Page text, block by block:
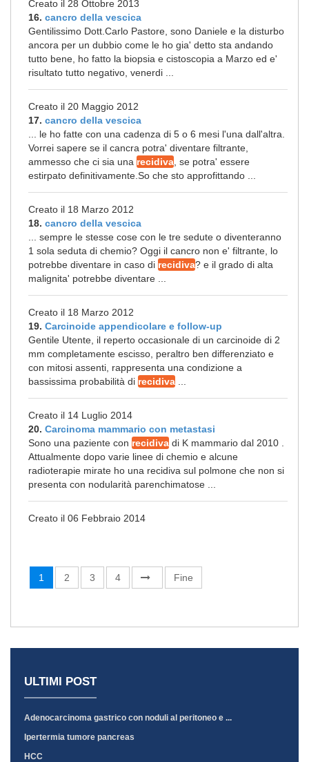
Creato il 28 Ottobre 2013
16. cancro della vescica
Gentilissimo Dott.Carlo Pastore, sono Daniele e la disturbo
ancora per un dubbio come le ho gia' detto sta andando
tutto bene, ho fatto la biopsia e cistoscopia a Marzo ed e'
risultato tutto negativo, venerdi ...
Creato il 20 Maggio 2012
17. cancro della vescica
... le ho fatte con una cadenza di 5 o 6 mesi l'una dall'altra.
Vorrei sapere se il cancra potra' diventare filtrante,
ammesso che ci sia una recidiva , se potra' essere
estirpato definitivamente.So che sto approfittando ...
Creato il 18 Marzo 2012
18. cancro della vescica
... sempre le stesse cose con le tre sedute o diventeranno
1 sola seduta di chemio? Oggi il cancro non e' filtrante, lo
potrebbe diventare in caso di recidiva? e il grado di alta
malignita' potrebbe diventare ...
Creato il 18 Marzo 2012
19. Carcinoide appendicolare e follow-up
Gentile Utente, il reperto occasionale di un carcinoide di 2
mm completamente escisso, peraltro ben differenziato e
con mitosi assenti, rappresenta una condizione a
bassissima probabilità di recidiva
Creato il 14 Luglio 2014
20. Carcinoma mammario con metastasi
Sono una paziente con recidiva di K mammario dal 2010 .
Attualmente dopo varie linee di chemio e alcune
radioterapie mirate ho una recidiva sul polmone che non si
presenta con nodularità parenchimatose ...
Creato il 06 Febbraio 2014
1 2 3 4 Fine
ULTIMI POST
Adenocarcinoma gastrico con noduli al peritoneo e ...
Ipertermia tumore pancreas
HCC